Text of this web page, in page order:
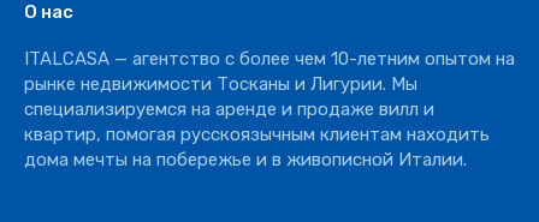
Ресторан
О нас
ITALCASA — агентство с более чем 10-летним опытом на
рынке недвижимости Тосканы и Лигурии. Мы
специализируемся на аренде и продаже вилл и
квартир, помогая русскоязычным клиентам находить
дома мечты на побережье и в живописной Италии.